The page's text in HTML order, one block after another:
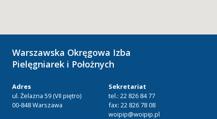
Warszawska Okręgowa Izba
Pielęgniarek i Położnych
Adres
ul. Żelazna 59 (VII piętro)
00-848 Warszawa
Sekretariat
tel.: 22 826 84 77
fax: 22 826 78 08
woipip@woipip.pl